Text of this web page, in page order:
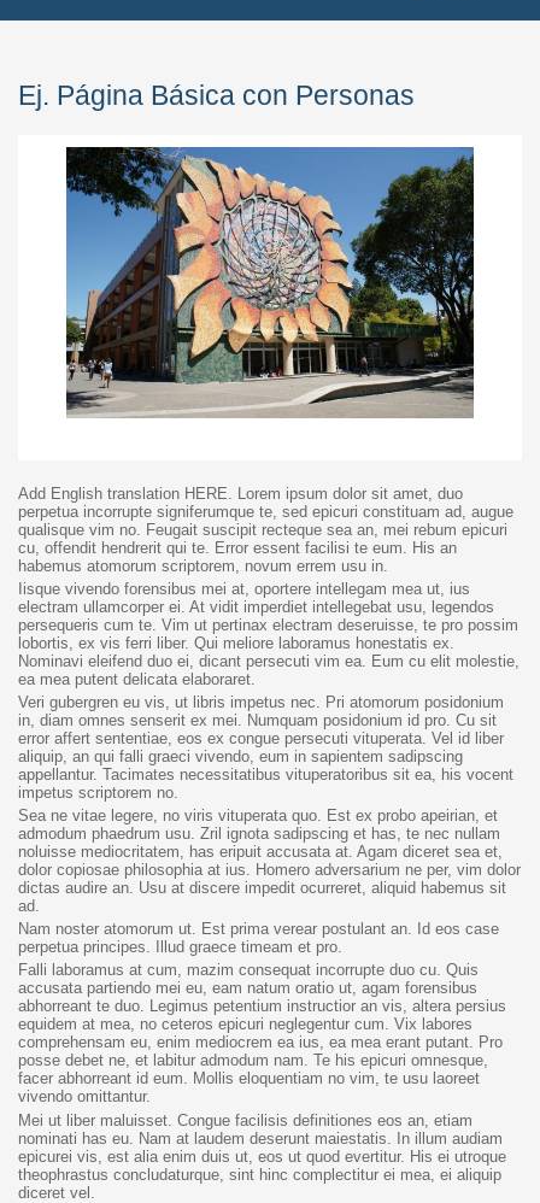
Ej. Página Básica con Personas
Add English translation HERE. Lorem ipsum dolor sit amet, duo
perpetua incorrupte signiferumque te, sed epicuri constituam ad, augue
qualisque vim no. Feugait suscipit recteque sea an, mei rebum epicuri
cu, offendit hendrerit qui te. Error essent facilisi te eum. His an
habemus atomorum scriptorem, novum errem usu in.
Iisque vivendo forensibus mei at, oportere intellegam mea ut, ius
electram ullamcorper ei. At vidit imperdiet intellegebat usu, legendos
persequeris cum te. Vim ut pertinax electram deseruisse, te pro possim
lobortis, ex vis ferri liber. Qui meliore laboramus honestatis ex.
Nominavi eleifend duo ei, dicant persecuti vim ea. Eum cu elit molestie,
ea mea putent delicata elaboraret.
Veri gubergren eu vis, ut libris impetus nec. Pri atomorum posidonium
in, diam omnes senserit ex mei. Numquam posidonium id pro. Cu sit
error affert sententiae, eos ex congue persecuti vituperata. Vel id liber
aliquip, an qui falli graeci vivendo, eum in sapientem sadipscing
appellantur. Tacimates necessitatibus vituperatoribus sit ea, his vocent
impetus scriptorem no.
Sea ne vitae legere, no viris vituperata quo. Est ex probo apeirian, et
admodum phaedrum usu. Zril ignota sadipscing et has, te nec nullam
noluisse mediocritatem, has eripuit accusata at. Agam diceret sea et,
dolor copiosae philosophia at ius. Homero adversarium ne per, vim dolor
dictas audire an. Usu at discere impedit ocurreret, aliquid habemus sit
ad.
Nam noster atomorum ut. Est prima verear postulant an. Id eos case
perpetua principes. Illud graece timeam et pro.
Falli laboramus at cum, mazim consequat incorrupte duo cu. Quis
accusata partiendo mei eu, eam natum oratio ut, agam forensibus
abhorreant te duo. Legimus petentium instructior an vis, altera persius
equidem at mea, no ceteros epicuri neglegentur cum. Vix labores
comprehensam eu, enim mediocrem ea ius, ea mea erant putant. Pro
posse debet ne, et labitur admodum nam. Te his epicuri omnesque,
facer abhorreant id eum. Mollis eloquentiam no vim, te usu laoreet
vivendo omittantur.
Mei ut liber maluisset. Congue facilisis definitiones eos an, etiam
nominati has eu. Nam at laudem deserunt maiestatis. In illum audiam
epicurei vis, est alia enim duis ut, eos ut quod evertitur. His ei utroque
theophrastus concludaturque, sint hinc complectitur ei mea, ei aliquip
diceret vel.